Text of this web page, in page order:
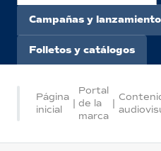
Campañas y
Folletos y catálogos
Página
inicial
|
Portal
de la
marca
|